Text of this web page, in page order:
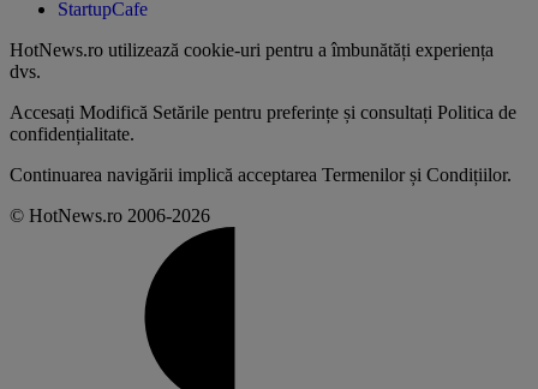
StartupCafe
HotNews.ro utilizează cookie-uri pentru a îmbunătăți experiența
dvs.
Accesați Modifică Setările pentru preferințe și consultați Politica de
confidențialitate.
Continuarea navigării implică acceptarea Termenilor și Condițiilor.
© HotNews.ro 2006-2026